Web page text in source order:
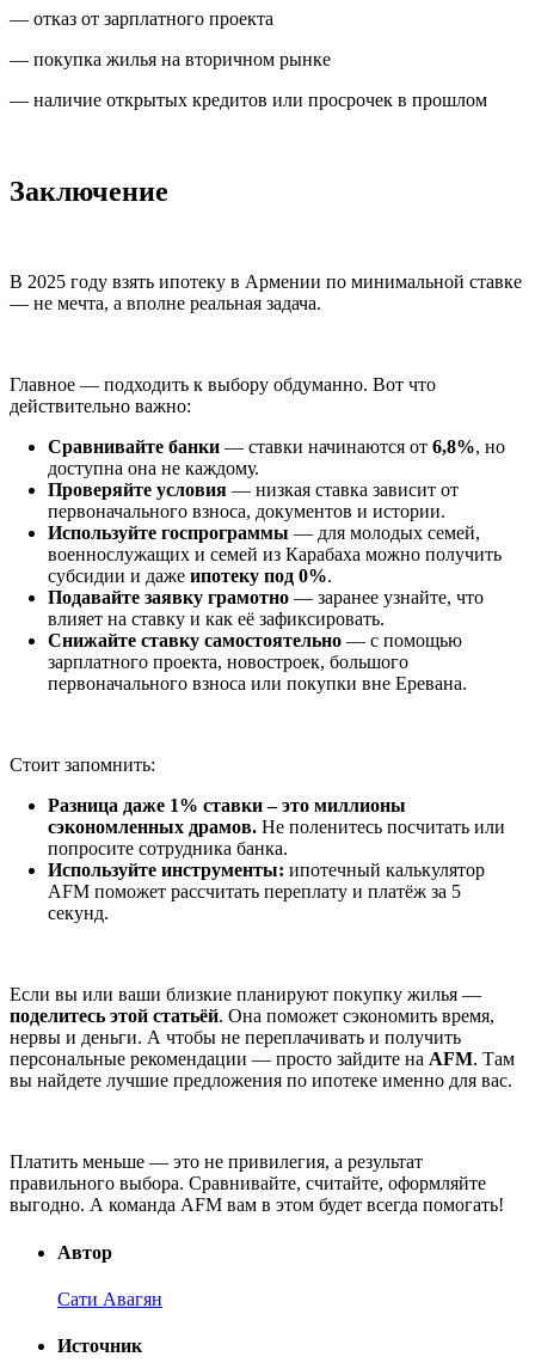
— отказ от зарплатного проекта
— покупка жилья на вторичном рынке
— наличие открытых кредитов или просрочек в прошлом
Заключение
В 2025 году взять ипотеку в Армении по минимальной ставке
— не мечта, а вполне реальная задача.
Главное — подходить к выбору обдуманно. Вот что
действительно важно:
Сравнивайте банки — ставки начинаются от 6,8%, но
доступна она не каждому.
Проверяйте условия — низкая ставка зависит от
первоначального взноса, документов и истории.
Используйте госпрограммы — для молодых семей,
военнослужащих и семей из Карабаха можно получить
субсидии и даже ипотеку под 0%.
Подавайте заявку грамотно — заранее узнайте, что
влияет на ставку и как её зафиксировать.
Снижайте ставку самостоятельно — с помощью
зарплатного проекта, новостроек, большого
первоначального взноса или покупки вне Еревана.
Стоит запомнить:
Разница даже 1% ставки – это миллионы
сэкономленных драмов. Не поленитесь посчитать или
попросите сотрудника банка.
Используйте инструменты: ипотечный калькулятор
AFM поможет рассчитать переплату и платёж за 5
секунд.
Если вы или ваши близкие планируют покупку жилья —
поделитесь этой статьёй. Она поможет сэкономить время,
нервы и деньги. А чтобы не переплачивать и получить
персональные рекомендации — просто зайдите на AFM. Там
вы найдете лучшие предложения по ипотеке именно для вас.
Платить меньше — это не привилегия, а результат
правильного выбора. Сравнивайте, считайте, оформляйте
выгодно. А команда AFM вам в этом будет всегда помогать!
Автор
Сати Авагян
Источник